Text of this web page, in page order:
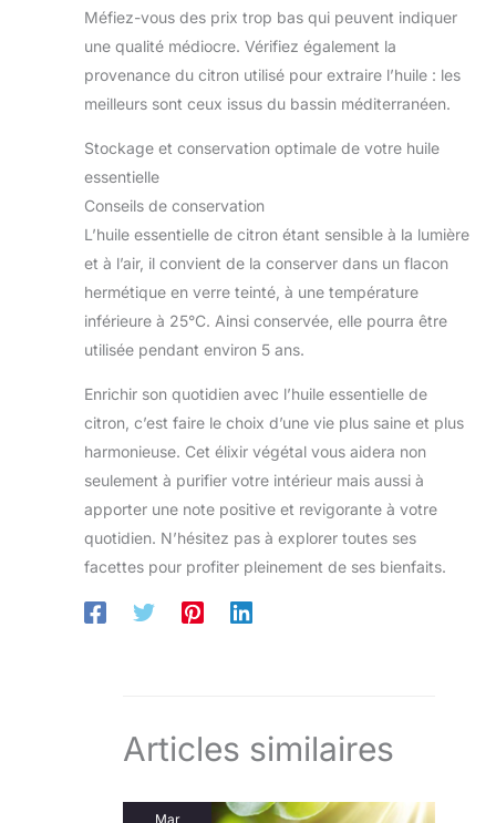
Méfiez-vous des prix trop bas qui peuvent indiquer
une qualité médiocre. Vérifiez également la
provenance du citron utilisé pour extraire l’huile : les
meilleurs sont ceux issus du bassin méditerranéen.
Stockage et conservation optimale de votre huile
essentielle
Conseils de conservation
L’huile essentielle de citron étant sensible à la lumière
et à l’air, il convient de la conserver dans un flacon
hermétique en verre teinté, à une température
inférieure à 25°C. Ainsi conservée, elle pourra être
utilisée pendant environ 5 ans.
Enrichir son quotidien avec l’huile essentielle de
citron, c’est faire le choix d’une vie plus saine et plus
harmonieuse. Cet élixir végétal vous aidera non
seulement à purifier votre intérieur mais aussi à
apporter une note positive et revigorante à votre
quotidien. N’hésitez pas à explorer toutes ses
facettes pour profiter pleinement de ses bienfaits.
Articles similaires
Mar